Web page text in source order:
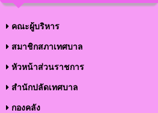
คณะผู้บริหาร
สมาชิกสภาเทศบาล
หัวหน้าส่วนราชการ
สำนักปลัดเทศบาล
กองคลัง